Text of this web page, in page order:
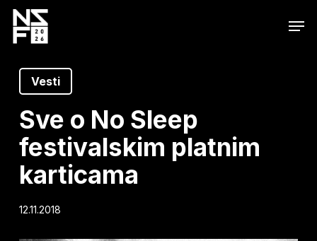
Skip
content
Vesti
Sve o No Sleep
festivalskim platnim
karticama
12.11.2018